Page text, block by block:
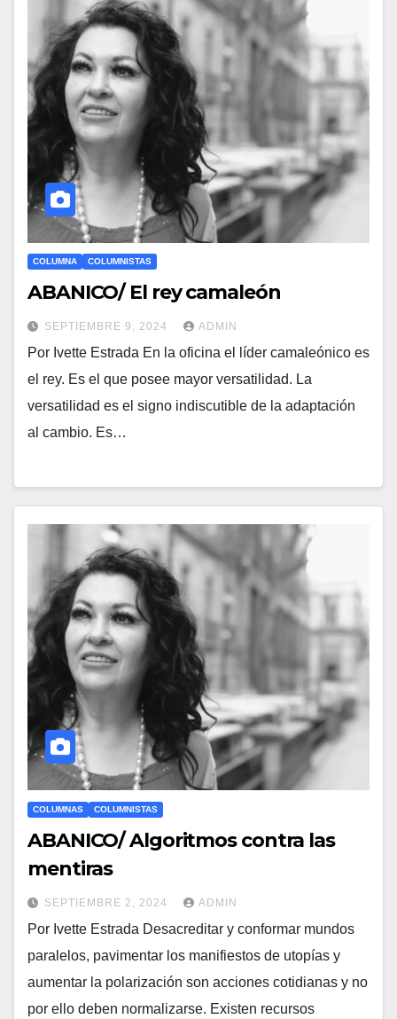
COLUMNA COLUMNISTAS
ABANICO/ El rey camaleón
SEPTIEMBRE 9, 2024 ADMIN
Por Ivette Estrada En la oficina el líder camaleónico es
el rey. Es el que posee mayor versatilidad. La
versatilidad es el signo indiscutible de la adaptación
al cambio. Es…
COLUMNAS COLUMNISTAS
ABANICO/ Algoritmos contra las
mentiras
SEPTIEMBRE 2, 2024 ADMIN
Por Ivette Estrada Desacreditar y conformar mundos
paralelos, pavimentar los manifiestos de utopías y
aumentar la polarización son acciones cotidianas y no
por ello deben normalizarse. Existen recursos